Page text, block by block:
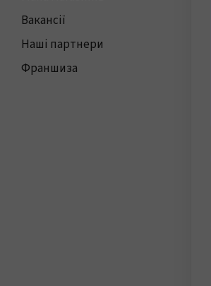
Вакансії
Наші партнери
Франшиза